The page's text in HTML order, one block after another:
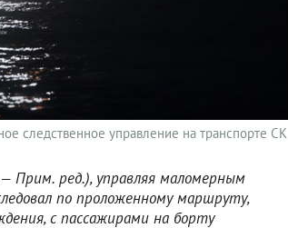
следственное управление на транспорте СК
Прим. ред.), управляя маломерным
по проложенному маршруту,
с пассажирами на борту